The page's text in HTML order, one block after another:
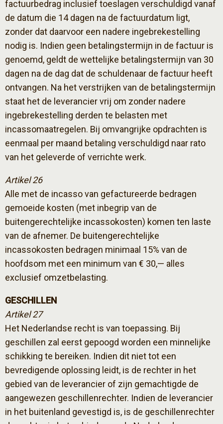
factuurbedrag inclusief toeslagen verschuldigd vanaf
de datum die 14 dagen na de factuurdatum ligt,
zonder dat daarvoor een nadere ingebrekestelling
nodig is. Indien geen betalingstermijn in de factuur is
genoemd, geldt de wettelijke betalingstermijn van 30
dagen na de dag dat de schuldenaar de factuur heeft
ontvangen. Na het verstrijken van de betalingstermijn
staat het de leverancier vrij om zonder nadere
ingebrekestelling derden te belasten met
incassomaatregelen. Bij omvangrijke opdrachten is
eenmaal per maand betaling verschuldigd naar rato
van het geleverde of verrichte werk.
Artikel 26
Alle met de incasso van gefactureerde bedragen
gemoeide kosten (met inbegrip van de
buitengerechtelijke incassokosten) komen ten laste
van de afnemer. De buitengerechtelijke
incassokosten bedragen minimaal 15% van de
hoofdsom met een minimum van € 30,— alles
exclusief omzetbelasting.
GESCHILLEN
Artikel 27
Het Nederlandse recht is van toepassing. Bij
geschillen zal eerst gepoogd worden een minnelijke
schikking te bereiken. Indien dit niet tot een
bevredigende oplossing leidt, is de rechter in het
gebied van de leverancier of zijn gemachtigde de
aangewezen geschillenrechter. Indien de leverancier
in het buitenland gevestigd is, is de geschillenrechter